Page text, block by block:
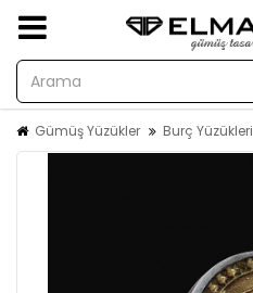
Gümüş Yüzükler Burç Yüzükleri